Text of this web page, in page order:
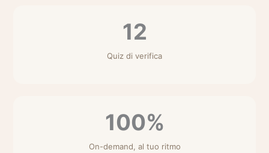
12
Quiz di verifica
100%
On-demand, al tuo ritmo